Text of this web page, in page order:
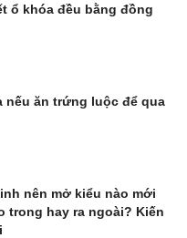
ổ khóa đều bằng đồng
nếu ăn trứng luộc để qua
nên mở kiểu nào mới
trong hay ra ngoài? Kiến